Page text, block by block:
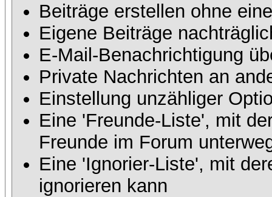
Beiträge erstellen ohne
Eigene Beiträge
E-Mail-Benachrichtigung
Private Nachrichten an
Einstellung unzähliger
Eine 'Freunde-Liste', mit
Freunde im Forum
Eine 'Ignorier-Liste', mit
ignorieren kann